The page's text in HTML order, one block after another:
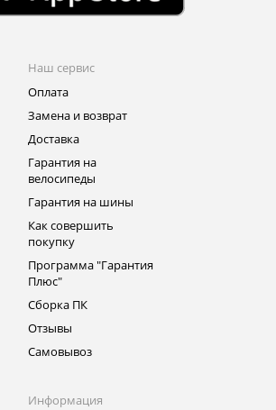
Наш сервис
Оплата
Замена и возврат
Доставка
Гарантия на
велосипеды
Гарантия на шины
Как совершить
покупку
Программа "Гарантия
Плюс"
Сборка ПК
Отзывы
Самовывоз
Информация